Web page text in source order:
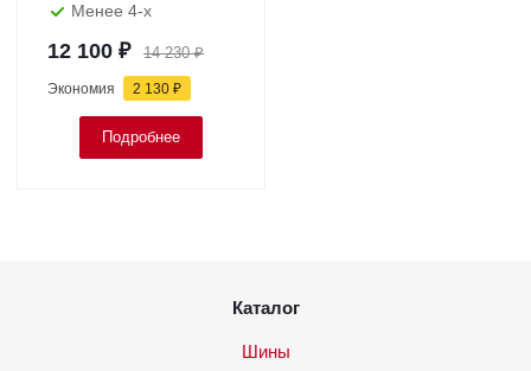
Менее 4-х
12 100 ₽ 14 230₽
Экономия 2 130 ₽
Подробнее
Каталог
Шины